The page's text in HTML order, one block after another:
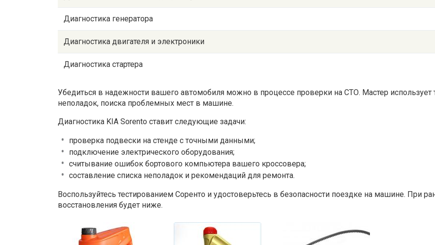
Диагностика генератора
Диагностика двигателя и электроники
Диагностика стартера
Убедиться в надежности вашего автомобиля можно в процессе проверки на СТО. Мастер использует
неполадок, поиска проблемных мест в машине.
Диагностика KIA Sorento ставит следующие задачи:
проверка подвески на стенде с точными данными;
подключение электрического оборудования;
считывание ошибок бортового компьютера вашего кроссовера;
составление списка неполадок и рекомендаций для ремонта.
Воспользуйтесь тестированием Соренто и удостоверьтесь в безопасности поездке на машине. При
восстановления будет ниже.